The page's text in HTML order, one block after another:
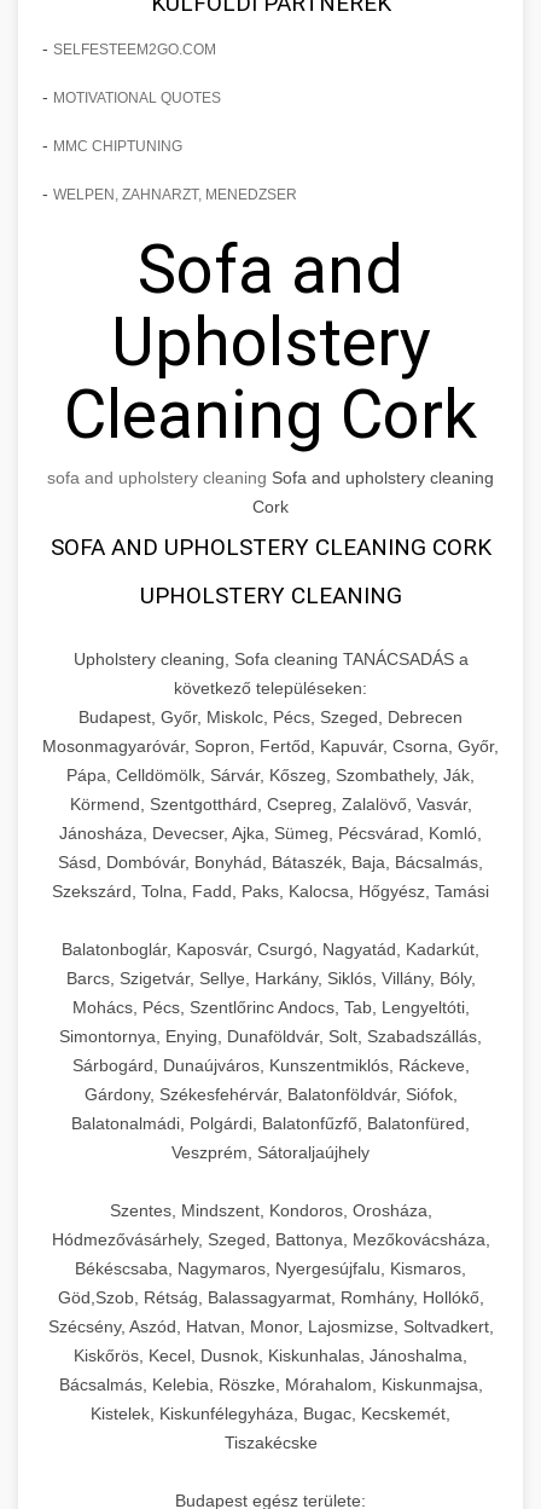
- SELFESTEEM2GO.COM
- MOTIVATIONAL QUOTES
- MMC CHIPTUNING
- WELPEN, ZAHNARZT, MENEDZSER
Sofa and
Upholstery
Cleaning Cork
sofa and upholstery cleaning Sofa and upholstery cleaning
Cork
SOFA AND UPHOLSTERY CLEANING CORK
UPHOLSTERY CLEANING
Upholstery cleaning, Sofa cleaning TANÁCSADÁS a
következő településeken:
Budapest, Győr, Miskolc, Pécs, Szeged, Debrecen
Mosonmagyaróvár, Sopron, Fertőd, Kapuvár, Csorna, Győr,
Pápa, Celldömölk, Sárvár, Kőszeg, Szombathely, Ják,
Körmend, Szentgotthárd, Csepreg, Zalalövő, Vasvár,
Jánosháza, Devecser, Ajka, Sümeg, Pécsvárad, Komló,
Sásd, Dombóvár, Bonyhád, Bátaszék, Baja, Bácsalmás,
Szekszárd, Tolna, Fadd, Paks, Kalocsa, Hőgyész, Tamási
Balatonboglár, Kaposvár, Csurgó, Nagyatád, Kadarkút,
Barcs, Szigetvár, Sellye, Harkány, Siklós, Villány, Bóly,
Mohács, Pécs, Szentlőrinc Andocs, Tab, Lengyeltóti,
Simontornya, Enying, Dunaföldvár, Solt, Szabadszállás,
Sárbogárd, Dunaújváros, Kunszentmiklós, Ráckeve,
Gárdony, Székesfehérvár, Balatonföldvár, Siófok,
Balatonalmádi, Polgárdi, Balatonfűzfő, Balatonfüred,
Veszprém, Sátoraljaújhely
Szentes, Mindszent, Kondoros, Orosháza,
Hódmezővásárhely, Szeged, Battonya, Mezőkovácsháza,
Békéscsaba, Nagymaros, Nyergesújfalu, Kismaros,
Göd,Szob, Rétság, Balassagyarmat, Romhány, Hollókő,
Szécsény, Aszód, Hatvan, Monor, Lajosmizse, Soltvadkert,
Kiskőrös, Kecel, Dusnok, Kiskunhalas, Jánoshalma,
Bácsalmás, Kelebia, Röszke, Mórahalom, Kiskunmajsa,
Kistelek, Kiskunfélegyháza, Bugac, Kecskemét,
Tiszakécske
Budapest egész területe: